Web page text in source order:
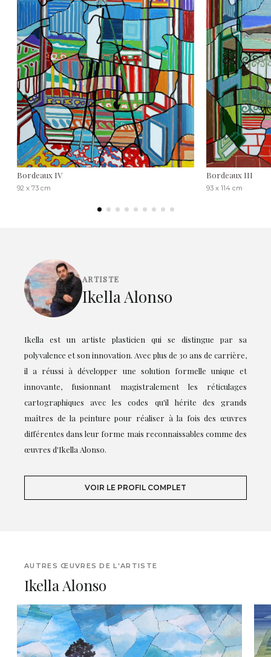
Bordeaux IV
92 x 73 cm
Bordeaux III
93 x 114 cm
ARTISTE
Ikella Alonso
Ikella est un artiste plasticien qui se distingue par sa
polyvalence et son innovation. Avec plus de 30 ans de carrière,
il a réussi à développer une solution formelle unique et
innovante, fusionnant magistralement les réticulages
cartographiques avec les codes qu'il hérite des grands
maîtres de la peinture pour réaliser à la fois des œuvres
différentes dans leur forme mais reconnaissables comme des
œuvres d'Ikella Alonso.
VOIR LE PROFIL COMPLET
AUTRES ŒUVRES DE L'ARTISTE
Ikella Alonso